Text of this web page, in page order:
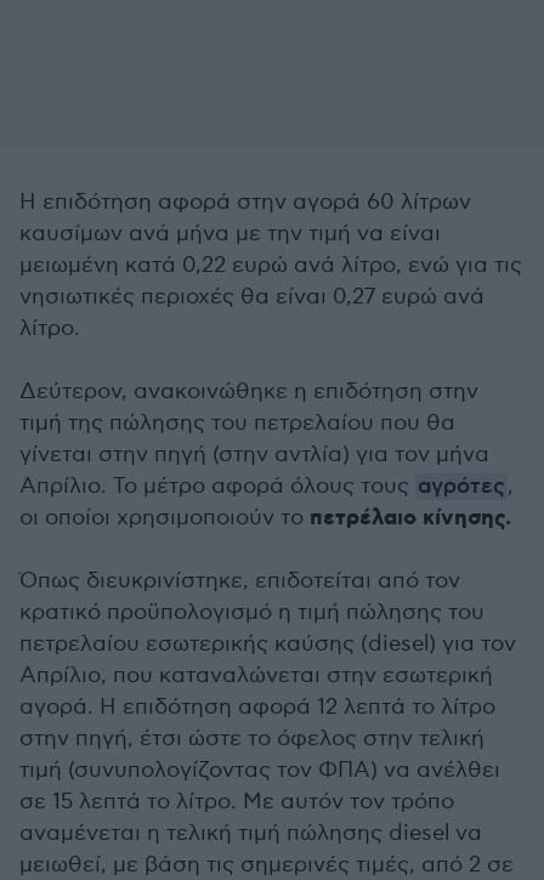
Η επιδότηση αφορά στην αγορά 60 λίτρων
καυσίμων ανά μήνα με την τιμή να είναι
μειωμένη κατά 0,22 ευρώ ανά λίτρο, ενώ για τις
νησιωτικές περιοχές θα είναι 0,27 ευρώ ανά
λίτρο.
Δεύτερον, ανακοινώθηκε η επιδότηση στην
τιμή της πώλησης του πετρελαίου που θα
γίνεται στην πηγή (στην αντλία) για τον μήνα
Απρίλιο. Το μέτρο αφορά όλους τους αγρότες,
οι οποίοι χρησιμοποιούν το πετρέλαιο κίνησης.
Όπως διευκρινίστηκε, επιδοτείται από τον
κρατικό προϋπολογισμό η τιμή πώλησης του
πετρελαίου εσωτερικής καύσης (diesel) για τον
Απρίλιο, που καταναλώνεται στην εσωτερική
αγορά. Η επιδότηση αφορά 12 λεπτά το λίτρο
στην πηγή, έτσι ώστε το όφελος στην τελική
τιμή (συνυπολογίζοντας τον ΦΠΑ) να ανέλθει
σε 15 λεπτά το λίτρο. Με αυτόν τον τρόπο
αναμένεται η τελική τιμή πώλησης diesel να
μειωθεί, με βάση τις σημερινές τιμές, από 2 σε